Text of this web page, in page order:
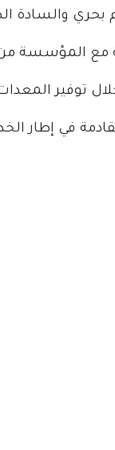
والسادة
مع المؤسسة من
توفير
في إطار